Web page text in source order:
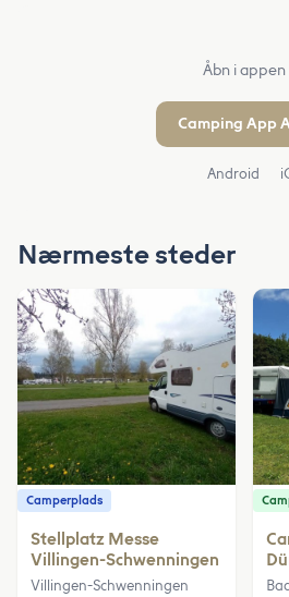
Åbn i appen
Camping App
Android
Nærmeste steder
Camperplads
Stellplatz Messe
Villingen-Schwenningen
Villingen-Schwenningen